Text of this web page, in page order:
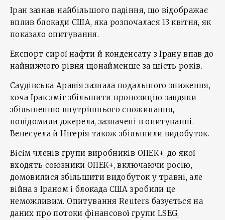
Іран зазнав найбільшого падіння, що відображає
вплив блокади США, яка розпочалася 13 квітня, як
показало опитування.
Експорт сирої нафти й конденсату з Ірану впав до
найнижчого рівня щонайменше за шість років.
Саудівська Аравія зазнала подальшого зниження,
хоча Ірак зміг збільшити пропозицію завдяки
збільшенню внутрішнього споживання,
повідомили джерела, зазначені в опитуванні.
Венесуела й Нігерія також збільшили видобуток.
Вісім членів групи виробників ОПЕК+, до якої
входять союзники ОПЕК+, включаючи росію,
домовилися збільшити видобуток у травні, але
війна з Іраном і блокада США зробили це
неможливим. Опитування Reuters базується на
даних про потоки фінансової групи LSEG,